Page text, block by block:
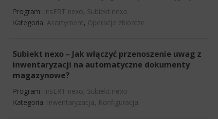
Program: InsERT nexo, Subiekt nexo
Kategoria: Asortyment, Operacje zbiorcze
Subiekt nexo – Jak włączyć przenoszenie uwag z
inwentaryzacji na automatyczne dokumenty
magazynowe?
Program: InsERT nexo, Subiekt nexo
Kategoria: Inwentaryzacja, Konfiguracja